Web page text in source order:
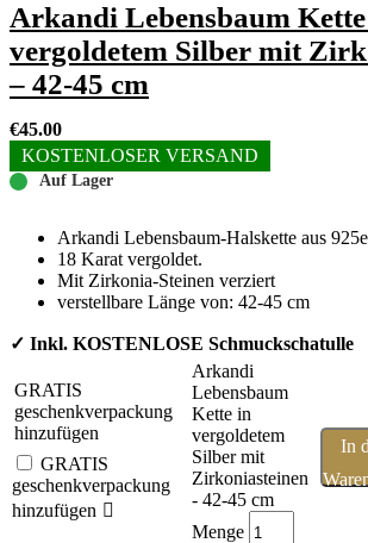
Arkandi Lebensbaum
vergoldetem Silber mit
– 42-45 cm
€45.00
KOSTENLOSER VERSAND
Auf Lager
Arkandi Lebensbaum-Halskette aus
18 Karat vergoldet.
Mit Zirkonia-Steinen verziert
verstellbare Länge von: 42-45 cm
✓ Inkl. KOSTENLOSE Schmuckschatulle
GRATIS
geschenkverpackung
hinzufügen
GRATIS
geschenkverpackung
hinzufügen
Arkandi
Lebensbaum
Kette in
vergoldetem
Silber mit
Zirkoniasteinen
- 42-45 cm
Menge
In